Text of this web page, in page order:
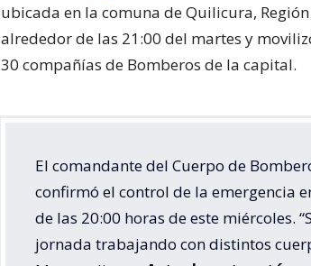
ubicada en la comuna de Quilicura,
alrededor de las 21:00 del martes y
30 compañías de Bomberos de la capital.
El comandante del Cuerpo de
confirmó el control de la emergencia
de las 20:00 horas de este miércoles.
jornada trabajando con distintos